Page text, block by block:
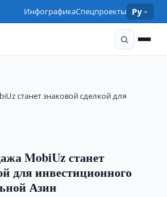
ИнфографикаСпецпроекты Ру
станет знаковой сделкой для
MobiUz станет
для инвестиционного
Азии